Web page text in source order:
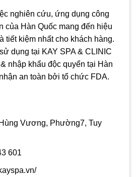
nghiên cứu, ứng dụng công
của Hàn Quốc mang đến hiệu
tiết kiệm nhất cho khách hàng.
dụng tại KAY SPA & CLINIC
nhập khẩu độc quyển tại Hàn
an toàn bởi tổ chức FDA.
Vương, Phường7, Tuy
601